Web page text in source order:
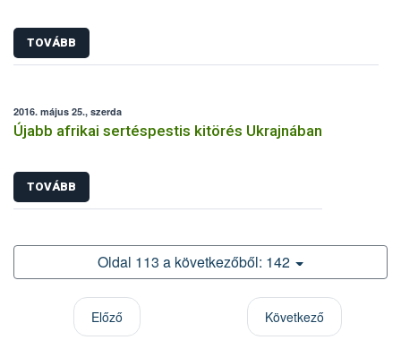
TOVÁBB
2016. május 25., szerda
Újabb afrikai sertéspestis kitörés Ukrajnában
TOVÁBB
Oldal 113 a következőből: 142
Előző
Következő